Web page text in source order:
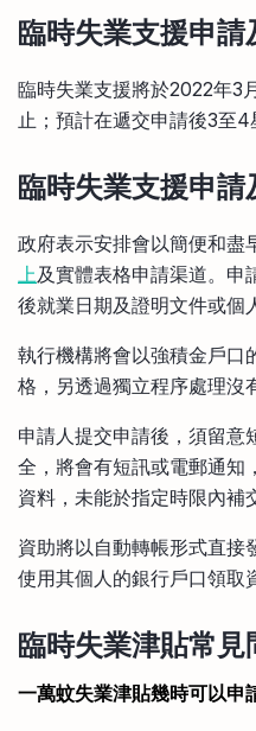
臨時失業支援申請
臨時失業支援將於2022年3
止；預計在遞交申請後3至4
臨時失業支援申請
政府表示安排會以簡便和盡
上 及實體表格申請渠道。申
後就業日期及證明文件或個
執行機構將會以強積金戶口
格，另透過獨立程序處理沒
申請人提交申請後，須留意
全，將會有短訊或電郵通知
資料，未能於指定時限內補
資助將以自動轉帳形式直接
使用其個人的銀行戶口領取
臨時失業津貼常見
一萬蚊失業津貼幾時可以申